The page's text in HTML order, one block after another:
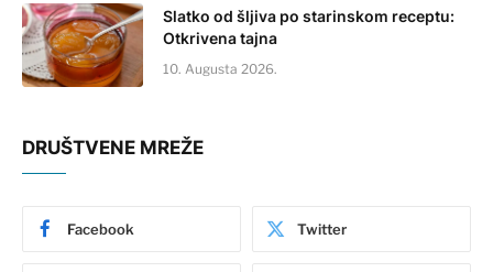
Slatko od šljiva po starinskom receptu:
Otkrivena tajna
10. Augusta 2026.
DRUŠTVENE MREŽE
Facebook Twitter